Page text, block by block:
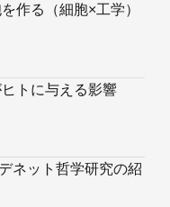
作る（細胞×工学）
トに与える影響
ネット哲学研究の紹